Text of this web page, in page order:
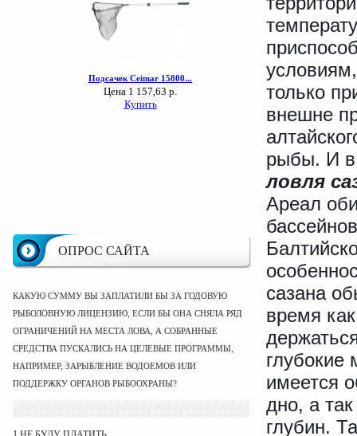
ОПРОС САЙТА
КАКУЮ СУММУ ВЫ ЗАПЛАТИЛИ БЫ ЗА ГОДОВУЮ
РЫБОЛОВНУЮ ЛИЦЕНЗИЮ, ЕСЛИ БЫ ОНА СНЯЛА РЯД
ОГРАНИЧЕНИЙ НА МЕСТА ЛОВА, А СОБРАННЫЕ
СРЕДСТВА ПУСКАЛИСЬ НА ЦЕЛЕВЫЕ ПРОГРАММЫ,
НАПРИМЕР, ЗАРЫБЛЕНИЕ ВОДОЕМОВ ИЛИ
ПОДДЕРЖКУ ОРГАНОВ РЫБООХРАНЫ?
только
внешне
рыбы. И в
ловля
Ареал
сазана
время
глубокие
имеется
дно, а
глубин.